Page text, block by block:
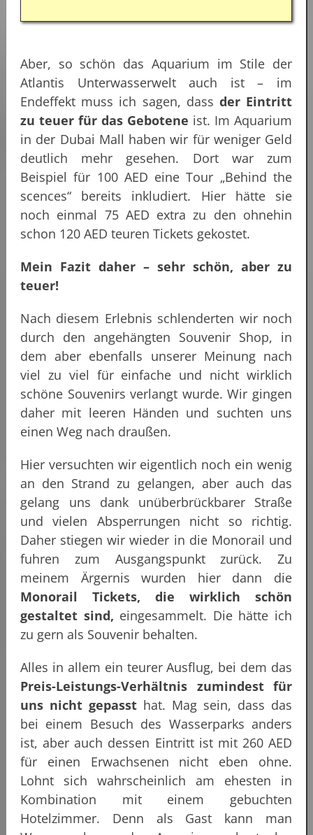
Aber, so schön das Aquarium im Stile der
Atlantis Unterwasserwelt auch ist – im
Endeffekt muss ich sagen, dass der Eintritt
zu teuer für das Gebotene ist. Im Aquarium
in der Dubai Mall haben wir für weniger Geld
deutlich mehr gesehen. Dort war zum
Beispiel für 100 AED eine Tour „Behind the
scences“ bereits inkludiert. Hier hätte sie
noch einmal 75 AED extra zu den ohnehin
schon 120 AED teuren Tickets gekostet.
Mein Fazit daher – sehr schön, aber zu
teuer!
Nach diesem Erlebnis schlenderten wir noch
durch den angehängten Souvenir Shop, in
dem aber ebenfalls unserer Meinung nach
viel zu viel für einfache und nicht wirklich
schöne Souvenirs verlangt wurde. Wir gingen
daher mit leeren Händen und suchten uns
einen Weg nach draußen.
Hier versuchten wir eigentlich noch ein wenig
an den Strand zu gelangen, aber auch das
gelang uns dank unüberbrückbarer Straße
und vielen Absperrungen nicht so richtig.
Daher stiegen wir wieder in die Monorail und
fuhren zum Ausgangspunkt zurück. Zu
meinem Ärgernis wurden hier dann die
Monorail Tickets, die wirklich schön
gestaltet sind, eingesammelt. Die hätte ich
zu gern als Souvenir behalten.
Alles in allem ein teurer Ausflug, bei dem das
Preis-Leistungs-Verhältnis zumindest für
uns nicht gepasst hat. Mag sein, dass das
bei einem Besuch des Wasserparks anders
ist, aber auch dessen Eintritt ist mit 260 AED
für einen Erwachsenen nicht eben ohne.
Lohnt sich wahrscheinlich am ehesten in
Kombination mit einem gebuchten
Hotelzimmer. Denn als Gast kann man